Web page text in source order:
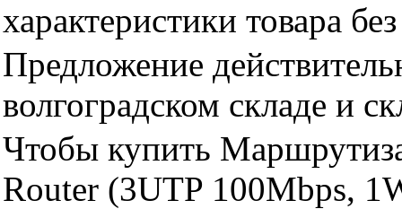
характеристики товара
Предложение
волгоградском складе и
Чтобы купить
Router (3UTP 100Mbps,